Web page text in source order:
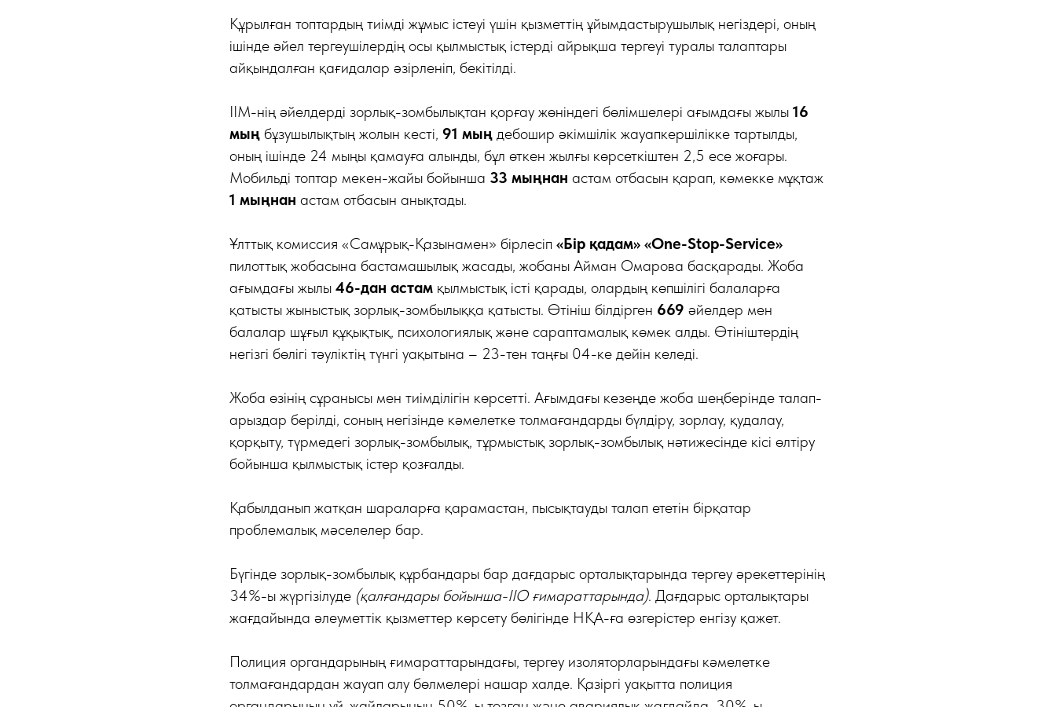
Құрылған топтардың тиімді жұмыс істеуі үшін қызметтің ұйымдастырушылық негіздері, оның
ішінде әйел тергеушілердің осы қылмыстық істерді айрықша тергеуі туралы талаптары
айқындалған қағидалар әзірленіп, бекітілді.
ІІМ-нің әйелдерді зорлық-зомбылықтан қорғау жөніндегі бөлімшелері ағымдағы жылы 16
мың бұзушылықтың жолын кесті, 91 мың дебошир әкімшілік жауапкершілікке тартылды,
оның ішінде 24 мыңы қамауға алынды, бұл өткен жылғы көрсеткіштен 2,5 есе жоғары.
Мобильді топтар мекен-жайы бойынша 33 мыңнан астам отбасын қарап, көмекке мұқтаж
1 мыңнан астам отбасын анықтады.
Ұлттық комиссия «Самұрық-Қазынамен» бірлесіп «Бір қадам» «One-Stop-Service»
пилоттық жобасына бастамашылық жасады, жобаны Айман Омарова басқарады. Жоба
ағымдағы жылы 46-дан астам қылмыстық істі қарады, олардың көпшілігі балаларға
қатысты жыныстық зорлық-зомбылыққа қатысты. Өтініш білдірген 669 әйелдер мен
балалар шұғыл құқықтық, психологиялық және сараптамалық көмек алды. Өтініштердің
негізгі бөлігі тәуліктің түнгі уақытына – 23-тен таңғы 04-ке дейін келеді.
Жоба өзінің сұранысы мен тиімділігін көрсетті. Ағымдағы кезеңде жоба шеңберінде талап-
арыздар берілді, соның негізінде кәмелетке толмағандарды бүлдіру, зорлау, қудалау,
қорқыту, түрмедегі зорлық-зомбылық, тұрмыстық зорлық-зомбылық нәтижесінде кісі өлтіру
бойынша қылмыстық істер қозғалды.
Қабылданып жатқан шараларға қарамастан, пысықтауды талап ететін бірқатар
проблемалық мәселелер бар.
Бүгінде зорлық-зомбылық құрбандары бар дағдарыс орталықтарында тергеу әрекеттерінің
34%-ы жүргізілуде (қалғандары бойынша-ІІО ғимараттарында). Дағдарыс орталықтары
жағдайында әлеуметтік қызметтер көрсету бөлігінде НҚА-ға өзгерістер енгізу қажет.
Полиция органдарының ғимараттарындағы, тергеу изоляторларындағы кәмелетке
толмағандардан жауап алу бөлмелері нашар халде. Қазіргі уақытта полиция